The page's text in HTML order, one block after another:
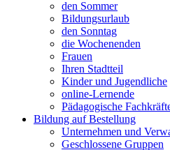
den Sommer
Bildungsurlaub
den Sonntag
die Wochenenden
Frauen
Ihren Stadtteil
Kinder und Jugendliche
online-Lernende
Pädagogische
Bildung auf Bestellung
Unternehmen und
Geschlossene Gruppen